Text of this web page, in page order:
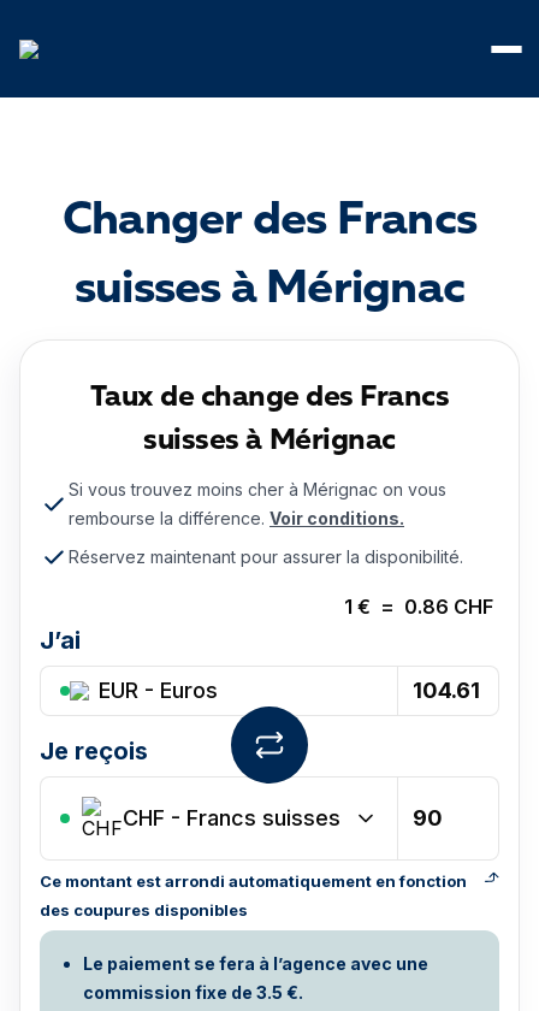
Changer des Francs
suisses à Mérignac
Taux de change des Francs
suisses à Mérignac
Si vous trouvez moins cher à Mérignac on vous
rembourse la différence. Voir conditions.
Réservez maintenant pour assurer la disponibilité.
1 € = 0.86 CHF
J’ai
EUR - Euros
Je reçois
CHF - Francs suisses
Ce montant est arrondi automatiquement en fonction
des coupures disponibles
Le paiement se fera à l’agence avec une
commission fixe de 3.5 €.